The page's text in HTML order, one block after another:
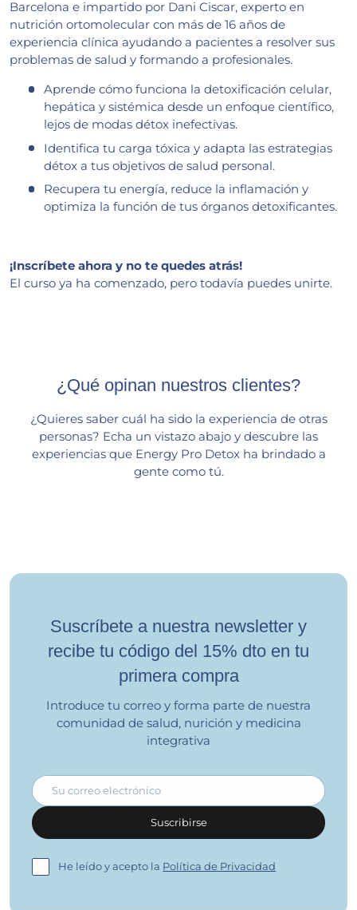
Barcelona e impartido por Dani Ciscar, experto en
nutrición ortomolecular con más de 16 años de
experiencia clínica ayudando a pacientes a resolver sus
problemas de salud y formando a profesionales.
Aprende cómo funciona la detoxificación celular,
hepática y sistémica desde un enfoque científico,
lejos de modas détox inefectivas.
Identifica tu carga tóxica y adapta las estrategias
détox a tus objetivos de salud personal.
Recupera tu energía, reduce la inflamación y
optimiza la función de tus órganos detoxificantes.
¡Inscríbete ahora y no te quedes atrás!
El curso ya ha comenzado, pero todavía puedes unirte.
¿Qué opinan nuestros clientes?
¿Quieres saber cuál ha sido la experiencia de otras
personas? Echa un vistazo abajo y descubre las
experiencias que Energy Pro Detox ha brindado a
gente como tú.
Suscríbete a nuestra newsletter y
recibe tu código del 15% dto en tu
primera compra
Introduce tu correo y forma parte de nuestra
comunidad de salud, nurición y medicina
integrativa
Correo electrónico
Suscribirse
He leído y acepto la Política de Privacidad